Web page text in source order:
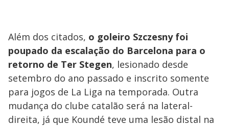
Além dos citados, o goleiro Szczesny foi
poupado da escalação do Barcelona para o
retorno de Ter Stegen, lesionado desde
setembro do ano passado e inscrito somente
para jogos de La Liga na temporada. Outra
mudança do clube catalão será na lateral-
direita, já que Koundé teve uma lesão distal na